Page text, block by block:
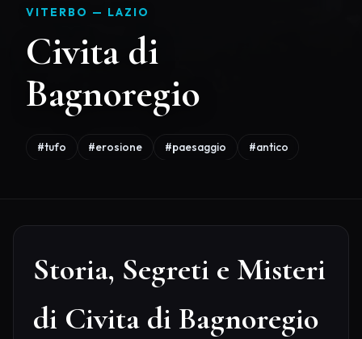
VITERBO — LAZIO
Civita di
Bagnoregio
#tufo #erosione #paesaggio #antico
Storia, Segreti e Misteri
di Civita di Bagnoregio